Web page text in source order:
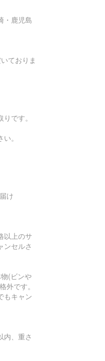
・鹿児島
ておりま
です。
。
け
以上のサ
ンセルさ
(ビンや
外です。
もキャン
内、重さ